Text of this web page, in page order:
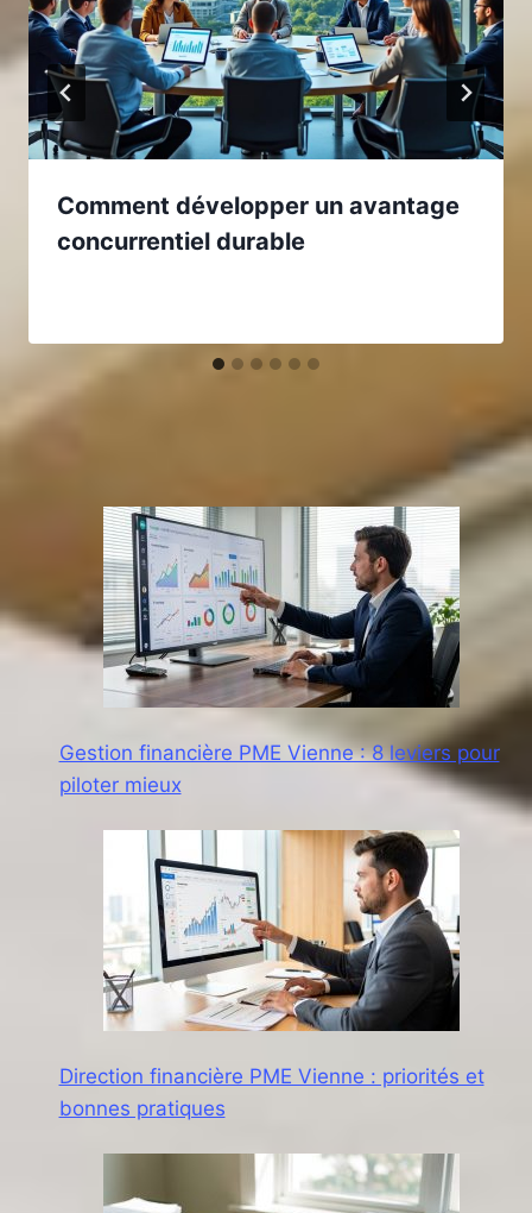
Comment développer un avantage
concurrentiel durable
Gestion financière PME Vienne : 8 leviers pour
piloter mieux
Direction financière PME Vienne : priorités et
bonnes pratiques